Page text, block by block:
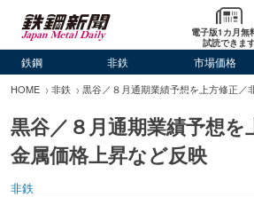
電子版1カ月無
試読できま
鉄鋼 非鉄 市場価格
HOME 非鉄 黒谷／８月通期業績予想を上方修正／
黒谷／８月通期業績予想を
金属価格上昇など反映
非鉄